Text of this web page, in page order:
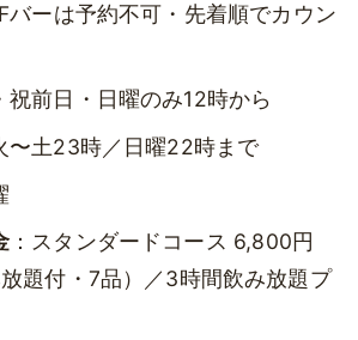
バーは予約不可・先着順でカウン
祝前日・日曜のみ12時から
〜土23時／日曜22時まで
：スタンダードコース 6,800円
放題付・7品）／3時間飲み放題プ